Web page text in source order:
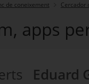
de coneixement Cercador
apps
Eduard